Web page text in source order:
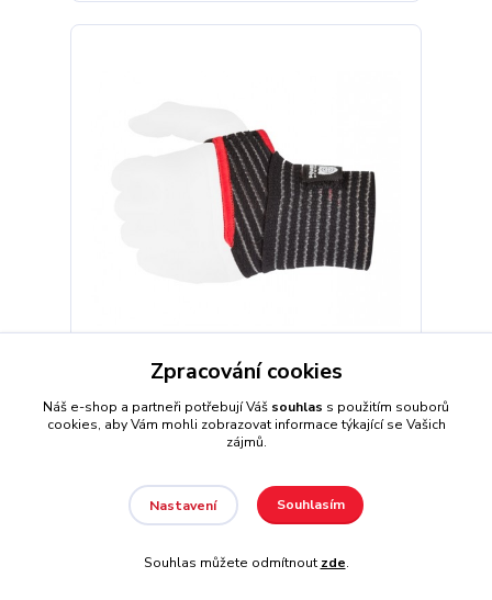
Ariana PS-6000 Wrist Support bandáže na
139 Kč
Není skladem
Detail
Zpracování cookies
Náš e-shop a partneři potřebují Váš souhlas s použitím souborů
cookies, aby Vám mohli zobrazovat informace týkající se Vašich
zájmů.
Nastavení Souhlasím
Souhlas můžete odmítnout zde.